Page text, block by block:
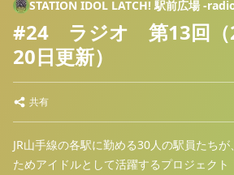
STATION IDOL LATCH! 駅前広場 -
#24 ラジオ 第13回（
20日更新）
共有
JR山手線の各駅に勤める30人の駅員たち
ためアイドルとして活躍するプロジェクト